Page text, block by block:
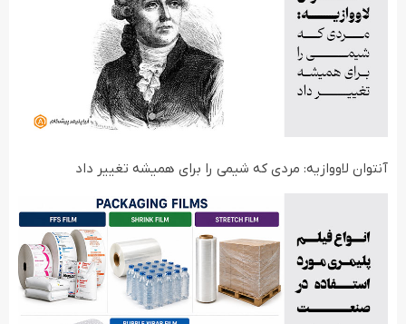
آنتوان لاووازیه: مردی که شیمی را برای همیشه تغییر داد